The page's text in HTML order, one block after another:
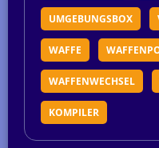
UMGEBUNGSBOX
WAFFE
WAFFENWECHSEL
KOMPILER